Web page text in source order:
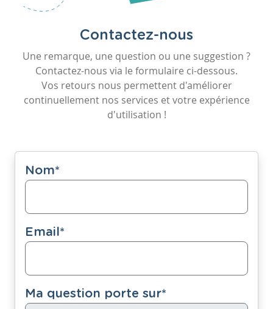
Contactez-nous
Une remarque, une question ou une suggestion ?
Contactez-nous via le formulaire ci-dessous.
Vos retours nous permettent d'améliorer
continuellement nos services et votre expérience
d'utilisation !
Nom*
Email*
Ma question porte sur*